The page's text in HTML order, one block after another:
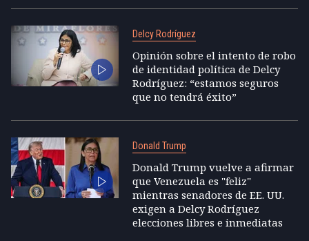
Delcy Rodríguez
Opinión sobre el intento de robo
de identidad política de Delcy
Rodríguez: “estamos seguros
que no tendrá éxito”
Donald Trump
Donald Trump vuelve a afirmar
que Venezuela es "feliz"
mientras senadores de EE. UU.
exigen a Delcy Rodríguez
elecciones libres e inmediatas